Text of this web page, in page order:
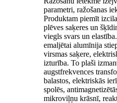
parametri, ražošanas
Produktam piemīt
plēves saķeres un
viegls svars un
emaljētai alumīnija
virsmas saķere,
izturība. To plaši
augstfrekvences
balastos, elektriskās
spolēs,
mikroviļņu krāsnī,